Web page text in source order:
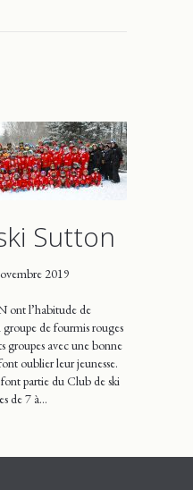
Sutton
2019
ont l’habitude de
de fourmis rouges
groupes avec une bonne
oublier leur jeunesse.
partie du Club de ski
de 7 à…